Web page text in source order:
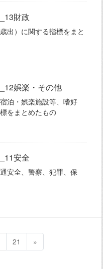
財政
出）に関する指標をまと
娯楽・その他
泊・娯楽施設等、嗜好
をまとめたもの
安全
安全、警察、犯罪、保
21 »